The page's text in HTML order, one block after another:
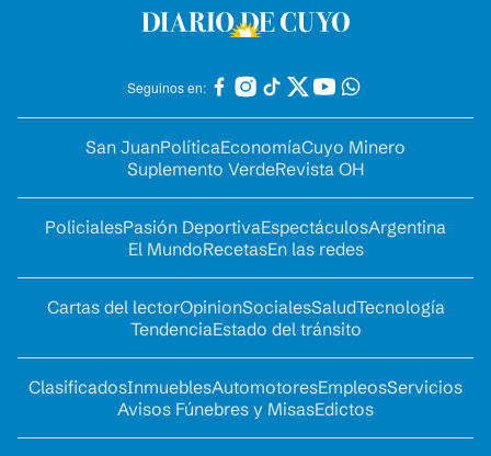
Seguinos en:
San JuanPolíticaEconomíaCuyo Minero
Suplemento VerdeRevista OH
PolicialesPasión DeportivaEspectáculosArgentina
El MundoRecetasEn las redes
Cartas del lectorOpinionSocialesSaludTecnología
TendenciaEstado del tránsito
ClasificadosInmueblesAutomotoresEmpleosServicios
Avisos Fúnebres y MisasEdictos